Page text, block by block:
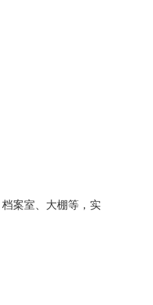
案室、大棚等，实